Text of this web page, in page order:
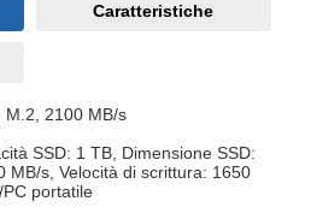
Caratteristiche
M.2, 2100 MB/s
SSD: 1 TB, Dimensione SSD:
MB/s, Velocità di scrittura: 1650
portatile